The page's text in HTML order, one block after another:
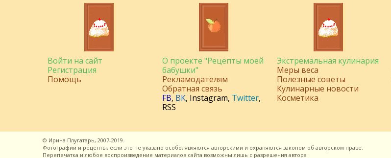
Войти на сайт
Регистрация
Помощь
О проекте "Рецепты моей
бабушки"
Рекламодателям
Обратная связь
FB, ВК, Instagram, Twitter,
RSS
Экстремальная кулинария
Меры веса
Полезные советы
Кулинарные новости
Косметика
© Ирина Плугатарь, 2007-2019.
Фотографии и рецепты, если это не указано особо, являются авторскими и охраняются законом об авторском праве.
Перепечатка и любое воспроизведение материалов сайта возможны лишь с разрешения автора